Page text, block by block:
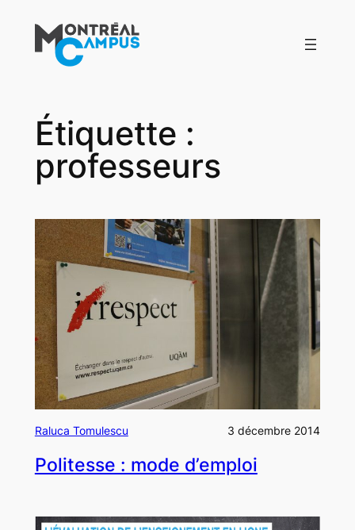
contenu
Étiquette :
professeurs
Raluca Tomulescu 3 décembre 2014
Politesse : mode d’emploi